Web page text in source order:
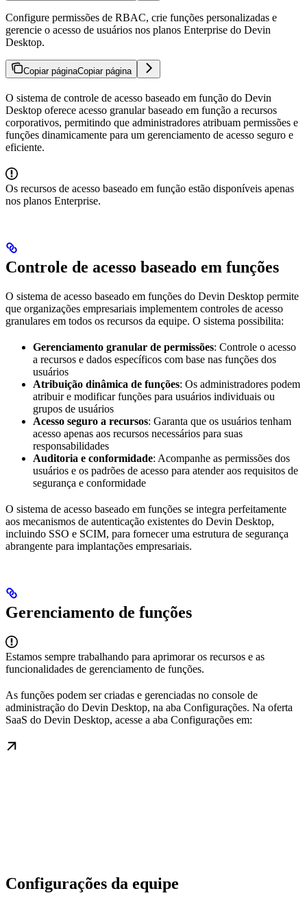
Configure permissões de RBAC, crie funções personalizadas e
gerencie o acesso de usuários nos planos Enterprise do Devin
Desktop.
Copiar páginaCopiar página
O sistema de controle de acesso baseado em função do Devin
Desktop oferece acesso granular baseado em função a recursos
corporativos, permitindo que administradores atribuam permissões e
funções dinamicamente para um gerenciamento de acesso seguro e
eficiente.
Os recursos de acesso baseado em função estão disponíveis apenas
nos planos Enterprise.
Controle de acesso baseado em funções
O sistema de acesso baseado em funções do Devin Desktop permite
que organizações empresariais implementem controles de acesso
granulares em todos os recursos da equipe. O sistema possibilita:
Gerenciamento granular de permissões: Controle o acesso
a recursos e dados específicos com base nas funções dos
usuários
Atribuição dinâmica de funções: Os administradores podem
atribuir e modificar funções para usuários individuais ou
grupos de usuários
Acesso seguro a recursos: Garanta que os usuários tenham
acesso apenas aos recursos necessários para suas
responsabilidades
Auditoria e conformidade: Acompanhe as permissões dos
usuários e os padrões de acesso para atender aos requisitos de
segurança e conformidade
O sistema de acesso baseado em funções se integra perfeitamente
aos mecanismos de autenticação existentes do Devin Desktop,
incluindo SSO e SCIM, para fornecer uma estrutura de segurança
abrangente para implantações empresariais.
Gerenciamento de funções
Estamos sempre trabalhando para aprimorar os recursos e as
funcionalidades de gerenciamento de funções.
As funções podem ser criadas e gerenciadas no console de
administração do Devin Desktop, na aba Configurações. Na oferta
SaaS do Devin Desktop, acesse a aba Configurações em:
Configurações da equipe